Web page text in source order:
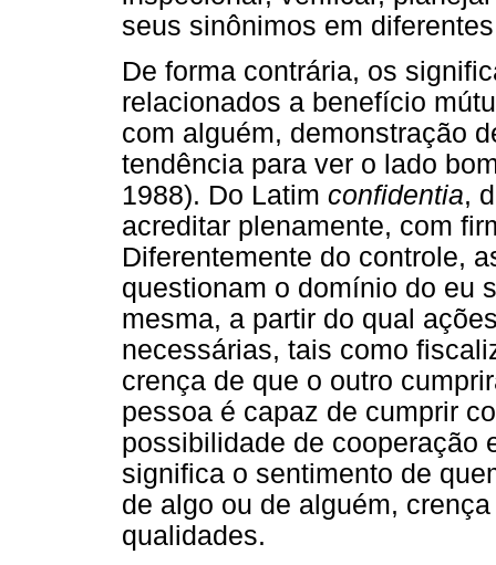
seus sinônimos em
De forma contrária, os
relacionados a benefício
com alguém, demonstração
tendência para ver o lado
1988). Do Latim confidentia,
acreditar plenamente, com
Diferentemente do controle,
questionam o domínio do eu
mesma, a partir do qual
necessárias, tais como
crença de que o outro
pessoa é capaz de cumprir
possibilidade de cooperação
significa o sentimento de
de algo ou de alguém,
qualidades.